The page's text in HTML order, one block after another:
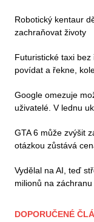
Robotický kentaur
zachraňovat životy
Futuristické taxi
povídat a řekne,
Google omezuje
uživatelé. V lednu
GTA 6 může zvýšit
otázkou zůstává
Vydělal na AI, teď
milionů na
DOPORUČENÉ